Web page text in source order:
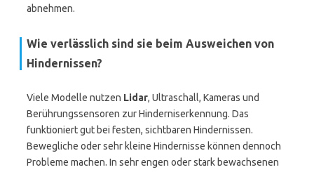
abnehmen.
Wie verlässlich sind sie beim Ausweichen von
Hindernissen?
Viele Modelle nutzen Lidar, Ultraschall, Kameras und
Berührungssensoren zur Hinderniserkennung. Das
funktioniert gut bei festen, sichtbaren Hindernissen.
Bewegliche oder sehr kleine Hindernisse können dennoch
Probleme machen. In sehr engen oder stark bewachsenen